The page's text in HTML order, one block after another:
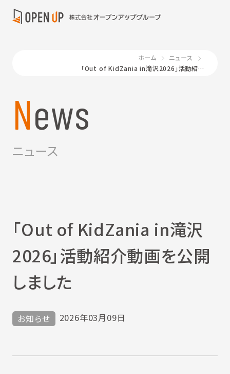
ホーム
ニュース
「Out of KidZania in滝沢2026」活動紹介動画を公開しました
News
ニュース
「Out of KidZania in滝沢
2026」活動紹介動画を公開
しました
お知らせ 2026年03月09日